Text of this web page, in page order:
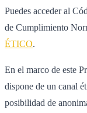
Puedes acceder al
de Cumplimiento
ÉTICO.
En el marco de este
dispone de un canal
posibilidad de